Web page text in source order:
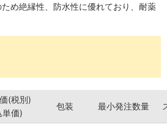
め絶縁性、防水性に優れており、耐薬
(税別)
単価)
包装 最小発注数量